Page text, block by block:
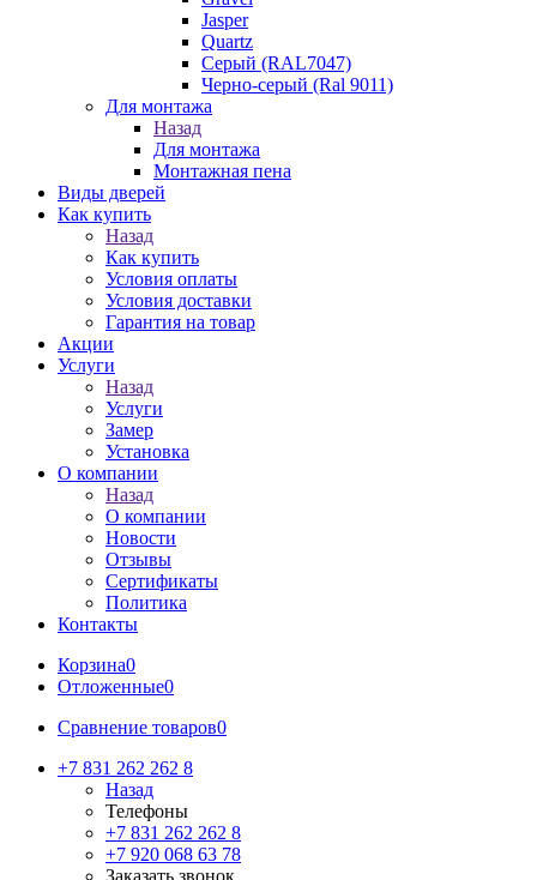
Jasper
Quartz
Серый (RAL7047)
Черно-серый (Ral 9011)
Для монтажа
Назад
Для монтажа
Монтажная пена
Виды дверей
Как купить
Назад
Как купить
Условия оплаты
Условия доставки
Гарантия на товар
Акции
Услуги
Назад
Услуги
Замер
Установка
О компании
Назад
О компании
Новости
Отзывы
Сертификаты
Политика
Контакты
Корзина0
Отложенные0
Сравнение товаров0
+7 831 262 262 8
Назад
Телефоны
+7 831 262 262 8
+7 920 068 63 78
Заказать звонок